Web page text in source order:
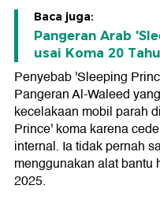
Baca juga:
Pangeran Arab
usai Koma 20
Penyebab 'Sleeping
Pangeran Al-Waleed
kecelakaan mobil parah
Prince' koma karena
internal. Ia tidak pernah
menggunakan alat
2025.